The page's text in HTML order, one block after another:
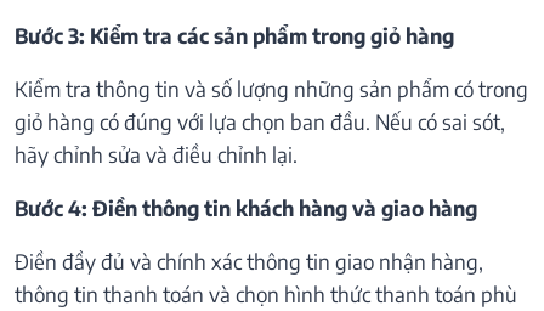
Bước 3: Kiểm tra các sản phẩm trong giỏ hàng
Kiểm tra thông tin và số lượng những sản phẩm có trong
giỏ hàng có đúng với lựa chọn ban đầu. Nếu có sai sót,
hãy chỉnh sửa và điều chỉnh lại.
Bước 4: Điền thông tin khách hàng và giao hàng
Điền đầy đủ và chính xác thông tin giao nhận hàng,
thông tin thanh toán và chọn hình thức thanh toán phù